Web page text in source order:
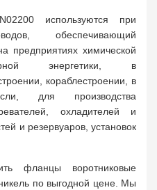
используются при
обеспечивающий
предприятиях химической
энергетики, в
кораблестроении, в
для производства
охладителей и
и резервуаров, установок
фланцы воротниковые
по выгодной цене. Мы